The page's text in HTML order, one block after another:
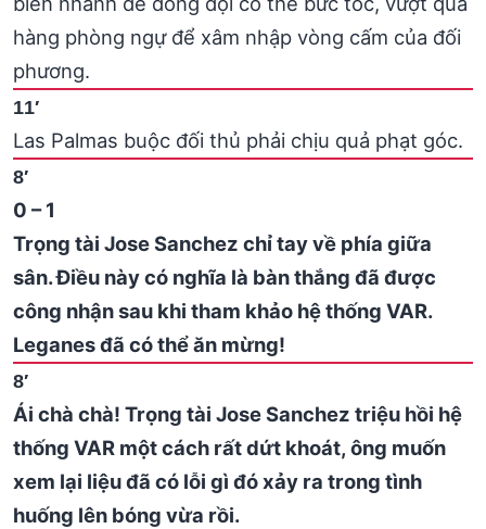
hàng phòng ngự để xâm nhập vòng cấm của đối
phương.
11′
Las Palmas buộc đối thủ phải chịu quả phạt góc.
8′
0 – 1
Trọng tài Jose Sanchez chỉ tay về phía giữa
sân. Điều này có nghĩa là bàn thắng đã được
công nhận sau khi tham khảo hệ thống VAR.
Leganes đã có thể ăn mừng!
8′
Ái chà chà! Trọng tài Jose Sanchez triệu hồi hệ
thống VAR một cách rất dứt khoát, ông muốn
xem lại liệu đã có lỗi gì đó xảy ra trong tình
huống lên bóng vừa rồi.